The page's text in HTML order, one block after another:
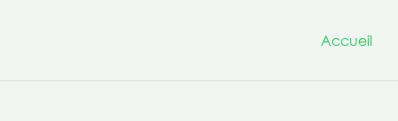
Accueil